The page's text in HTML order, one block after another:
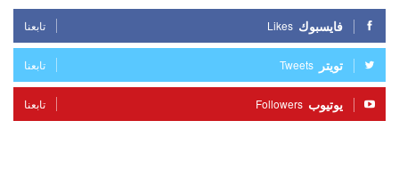
فايسبوك Likes تابعنا
تويتر Tweets تابعنا
يوتيوب Followers تابعنا